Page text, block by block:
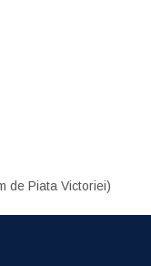
de Piata Victoriei)